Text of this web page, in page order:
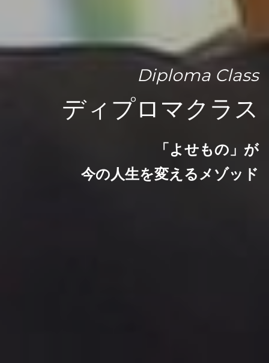
Diploma Class
ディプロマクラス
「よせもの」が
今の人生を変えるメゾッド